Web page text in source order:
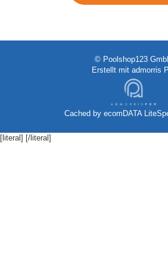
© Poolshop123
Erstellt mit admorris
Cached by ecomDATA
[literal] [/literal]